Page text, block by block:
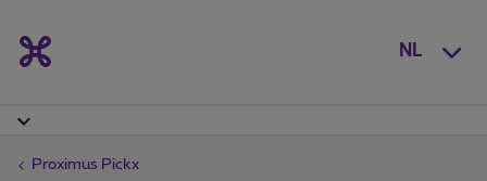
NL
Proximus Pickx